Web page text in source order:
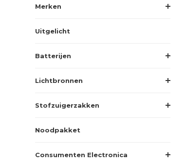
Merken
Uitgelicht
Batterijen
Lichtbronnen
Stofzuigerzakken
Noodpakket
Consumenten Electronica